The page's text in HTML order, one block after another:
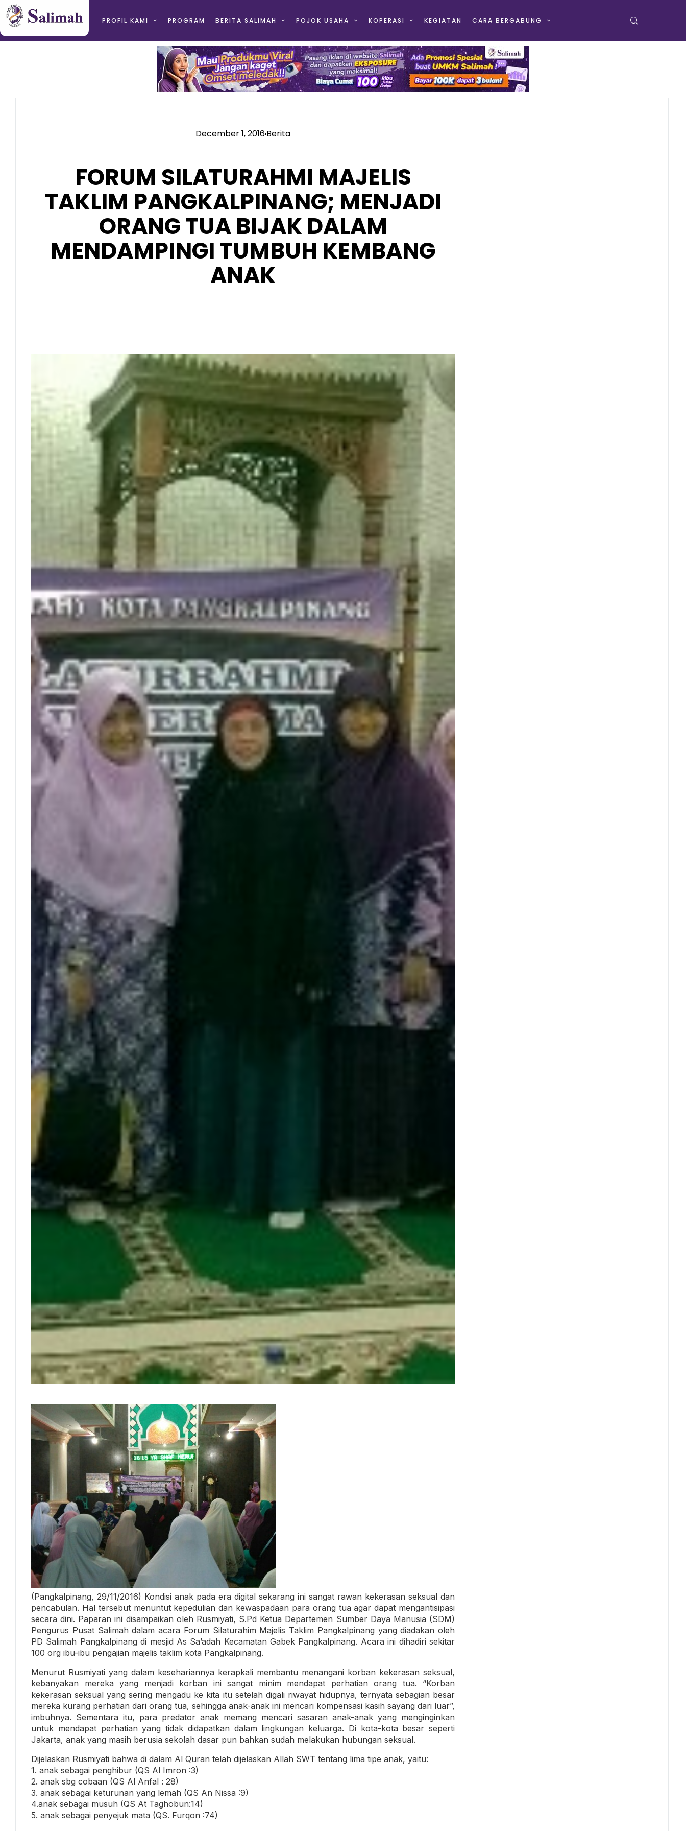
PROFIL KAMI PROGRAM BERITA SALIMAH POJOK USAHA KOPERASI KEGIATAN CARA BERGABUNG
December 1, 2016Berita
FORUM SILATURAHMI MAJELIS
TAKLIM PANGKALPINANG; MENJADI
ORANG TUA BIJAK DALAM
MENDAMPINGI TUMBUH KEMBANG
ANAK
(Pangkalpinang, 29/11/2016) Kondisi anak pada era digital sekarang ini sangat rawan kekerasan seksual dan
pencabulan. Hal tersebut menuntut kepedulian dan kewaspadaan para orang tua agar dapat mengantisipasi
secara dini. Paparan ini disampaikan oleh Rusmiyati, S.Pd Ketua Departemen Sumber Daya Manusia (SDM)
Pengurus Pusat Salimah dalam acara Forum Silaturahim Majelis Taklim Pangkalpinang yang diadakan oleh
PD Salimah Pangkalpinang di mesjid As Sa’adah Kecamatan Gabek Pangkalpinang. Acara ini dihadiri sekitar
100 org ibu-ibu pengajian majelis taklim kota Pangkalpinang.
Menurut Rusmiyati yang dalam kesehariannya kerapkali membantu menangani korban kekerasan seksual,
kebanyakan mereka yang menjadi korban ini sangat minim mendapat perhatian orang tua. “Korban
kekerasan seksual yang sering mengadu ke kita itu setelah digali riwayat hidupnya, ternyata sebagian besar
mereka kurang perhatian dari orang tua, sehingga anak-anak ini mencari kompensasi kasih sayang dari luar”,
imbuhnya. Sementara itu, para predator anak memang mencari sasaran anak-anak yang menginginkan
untuk mendapat perhatian yang tidak didapatkan dalam lingkungan keluarga. Di kota-kota besar seperti
Jakarta, anak yang masih berusia sekolah dasar pun bahkan sudah melakukan hubungan seksual.
Dijelaskan Rusmiyati bahwa di dalam Al Quran telah dijelaskan Allah SWT tentang lima tipe anak, yaitu:
1. anak sebagai penghibur (QS Al Imron :3)
2. anak sbg cobaan (QS Al Anfal : 28)
3. anak sebagai keturunan yang lemah (QS An Nissa :9)
4.anak sebagai musuh (QS At Taghobun:14)
5. anak sebagai penyejuk mata (QS. Furqon :74)